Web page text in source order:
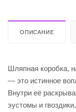
ОПИСАНИЕ
Шляпная коробка,
— это истинное
Внутри её
эустомы и